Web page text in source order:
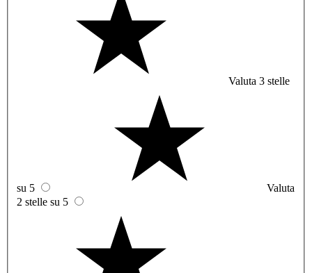
Valuta 3 stelle
su 5
Valuta
2 stelle su 5